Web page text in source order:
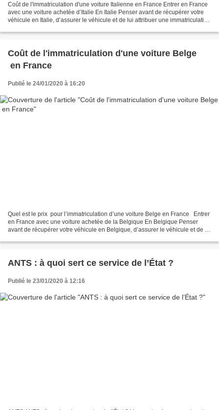
Coût de l'immatriculation d'une voiture Italienne en France Entrer en France
avec une voiture achetée d’Italie En Italie Penser avant de récupérer votre
véhicule en Italie, d’assurer le véhicule et de lui attribuer une immatriculation
Coût de l'immatriculation d'une voiture Belge
en France
Publié le 24/01/2020 à 16:20
Quel est le prix pour l’immatriculation d’une voiture Belge en France Entrer
en France avec une voiture achetée de la Belgique En Belgique Penser
avant de récupérer votre véhicule en Belgique, d’assurer le véhicule et de lui
ANTS : à quoi sert ce service de l’État ?
Publié le 23/01/2020 à 12:16